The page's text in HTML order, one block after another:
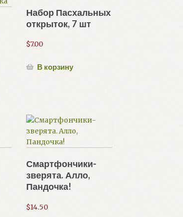
Набор Пасхальных
открыток, 7 шт
$7.00
В корзину
Смартфончики-
зверята. Алло,
Пандочка!
$14.50